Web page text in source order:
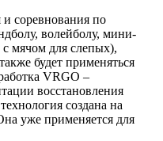
и соревнования по
волейболу, мини-
мячом для слепых),
будет применяться
VRGO –
восстановления
создана на
уже применяется для